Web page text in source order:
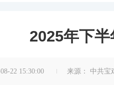
2025年下
22 15:30:00 来源： 中共宝